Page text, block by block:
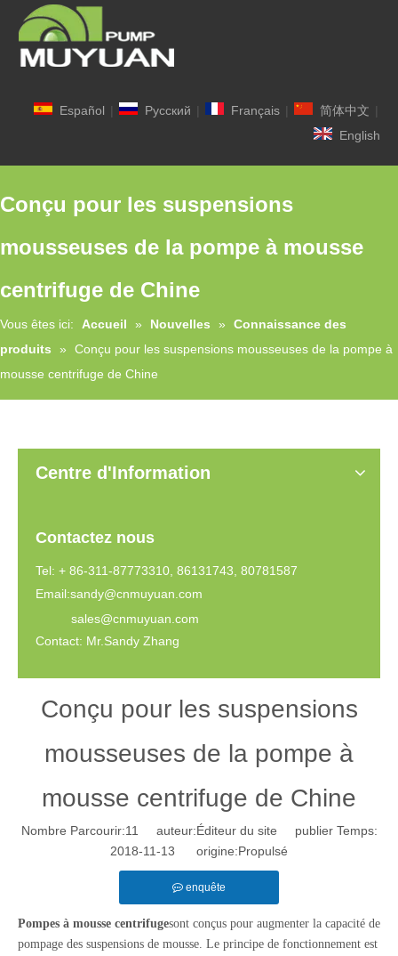
Español | Pусский | Français | 简体中文 |
English
Conçu pour les suspensions
mousseuses de la pompe à mousse
centrifuge de Chine
Vous êtes ici: Accueil » Nouvelles »
Connaissance des
produits
»
Conçu pour les suspensions mousseuses de la pompe à
mousse centrifuge de Chine
Centre d'Information
Contactez nous
Tel: + 86-311-87773310, 86131743, 80781587
Email:sandy@cnmuyuan.com
sales@cnmuyuan.com
Contact: Mr.Sandy Zhang
Conçu pour les suspensions
mousseuses de la pompe à
mousse centrifuge de Chine
Nombre Parcourir:11
auteur:Éditeur du site publier Temps:
2018-11-13 origine:Propulsé
enquête
Pompes à mousse centrifugesont conçus pour augmenter la capacité de
pompage des suspensions de mousse. Le principe de fonctionnement est